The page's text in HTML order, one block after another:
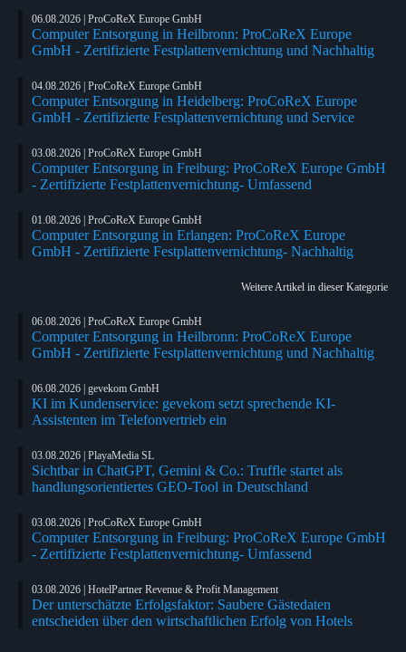
06.08.2026 | ProCoReX Europe GmbH
Computer Entsorgung in Heilbronn: ProCoReX Europe
GmbH - Zertifizierte Festplattenvernichtung und Nachhaltig
04.08.2026 | ProCoReX Europe GmbH
Computer Entsorgung in Heidelberg: ProCoReX Europe
GmbH - Zertifizierte Festplattenvernichtung und Service
03.08.2026 | ProCoReX Europe GmbH
Computer Entsorgung in Freiburg: ProCoReX Europe GmbH
- Zertifizierte Festplattenvernichtung- Umfassend
01.08.2026 | ProCoReX Europe GmbH
Computer Entsorgung in Erlangen: ProCoReX Europe
GmbH - Zertifizierte Festplattenvernichtung- Nachhaltig
Weitere Artikel in dieser Kategorie
06.08.2026 | ProCoReX Europe GmbH
Computer Entsorgung in Heilbronn: ProCoReX Europe
GmbH - Zertifizierte Festplattenvernichtung und Nachhaltig
06.08.2026 | gevekom GmbH
KI im Kundenservice: gevekom setzt sprechende KI-
Assistenten im Telefonvertrieb ein
03.08.2026 | PlayaMedia SL
Sichtbar in ChatGPT, Gemini & Co.: Truffle startet als
handlungsorientiertes GEO-Tool in Deutschland
03.08.2026 | ProCoReX Europe GmbH
Computer Entsorgung in Freiburg: ProCoReX Europe GmbH
- Zertifizierte Festplattenvernichtung- Umfassend
03.08.2026 | HotelPartner Revenue & Profit Management
Der unterschätzte Erfolgsfaktor: Saubere Gästedaten
entscheiden über den wirtschaftlichen Erfolg von Hotels